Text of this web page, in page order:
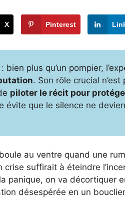
X Pinterest
bien plus qu’un pompier,
. Son rôle crucial
piloter le récit pour
évite que le silence ne
au ventre quand une
crise suffirait à éteindre
panique, on va décortiquer
désespérée en un